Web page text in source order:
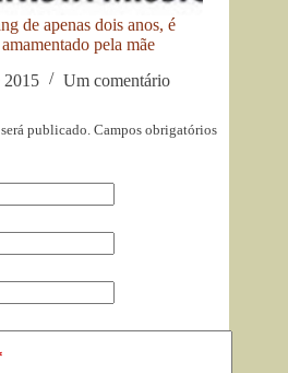
de apenas dois anos, é
pela mãe
2015
Um comentário
publicado. Campos obrigatórios